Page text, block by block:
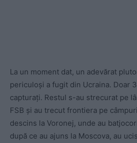
La un moment dat, un adevărat
periculoși a fugit din Ucraina. Doar
capturați. Restul s-au strecurat pe
FSB și au trecut frontiera pe
descins la Voronej, unde au
după ce au ajuns la Moscova, au